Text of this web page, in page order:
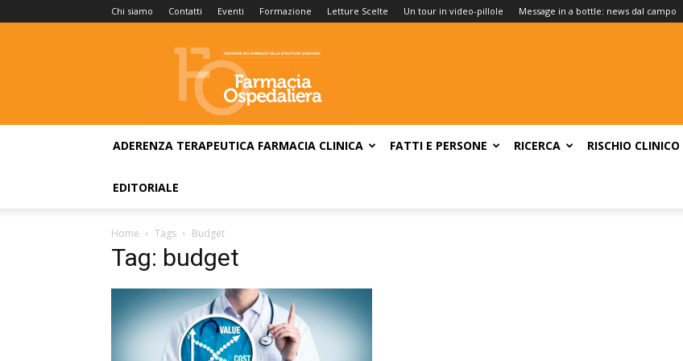
Chi siamo Contatti Eventi Formazione Letture Scelte Un tour in video-pillole Message in a bottle: news dal campo
Farmacia
Ospedaliera
ADERENZA TERAPEUTICA FARMACIA CLINICA FATTI E PERSONE RICERCA RISCHIO CLINICO
EDITORIALE
Home Tags Budget
Tag: budget